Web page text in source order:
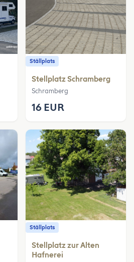
Ställplats
Stellplatz Schramberg
Schramberg
16 EUR
Ställplats
Stellplatz zur Alten
Hafnerei